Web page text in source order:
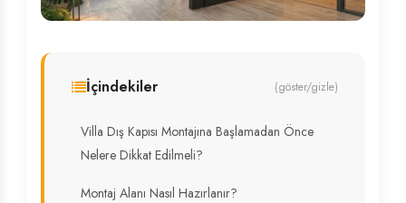
İçindekiler (göster/gizle)
Villa Dış Kapısı Montajına Başlamadan Önce
Nelere Dikkat Edilmeli?
Montaj Alanı Nasıl Hazırlanır?